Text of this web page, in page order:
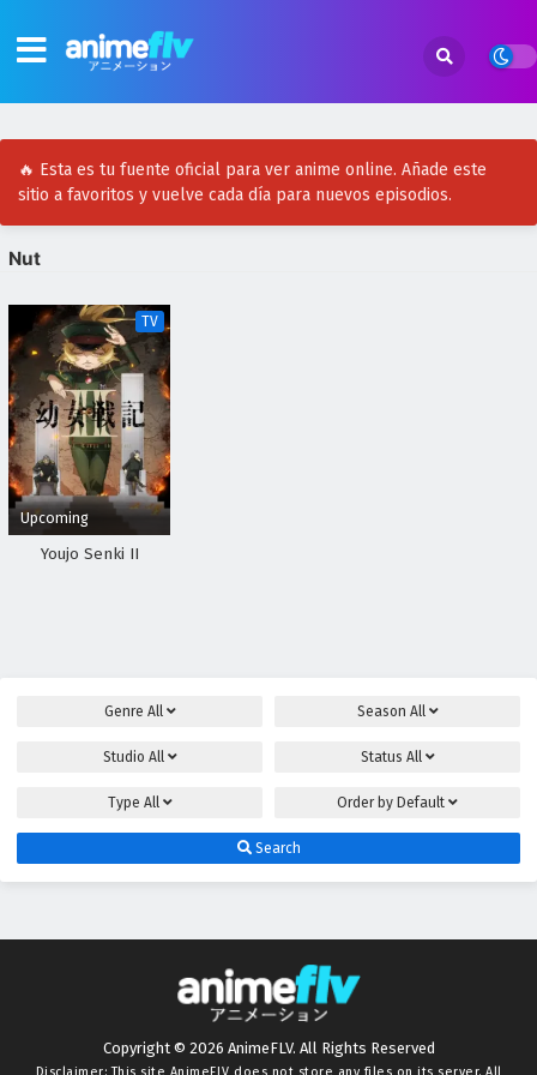
🔥 Esta es tu fuente oficial para ver anime online. Añade este
sitio a favoritos y vuelve cada día para nuevos episodios.
Nut
TV
Upcoming
Youjo Senki II
Genre All Season All
Studio All Status All
Type All Order by Default
Search
Copyright © 2026 AnimeFLV. All Rights Reserved